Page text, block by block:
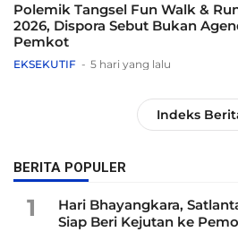
Polemik Tangsel Fun Walk &
2026, Dispora Sebut Bukan
Pemkot
EKSEKUTIF 5 hari yang lalu
Indeks
BERITA POPULER
1
Hari Bhayangkara,
Siap Beri Kejutan ke